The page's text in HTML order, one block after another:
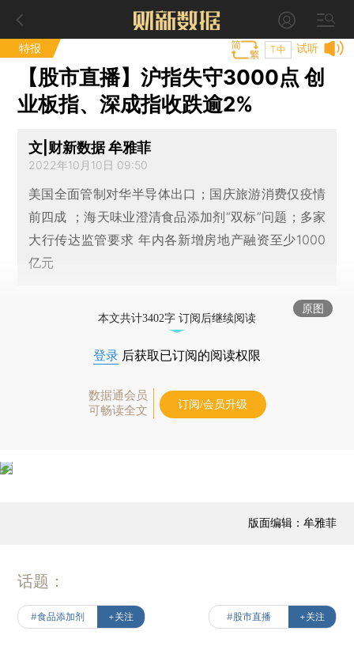
特报 试听
T中
【股市直播】沪指失守3000点 创
业板指、深成指收跌逾2%
文|财新数据 牟雅菲
2022年10月10日 09:50
美国全面管制对华半导体出口；国庆旅游消费仅疫情
前四成 ；海天味业澄清食品添加剂“双标”问题；多家
大行传达监管要求 年内各新增房地产融资至少1000
亿元
原图
本文共计3402字 订阅后继续阅读
登录 后获取已订阅的阅读权限
数据通会员
可畅读全文
订阅/会员升级
版面编辑：牟雅菲
话题：
#食品添加剂 +关注 #股市直播 +关注